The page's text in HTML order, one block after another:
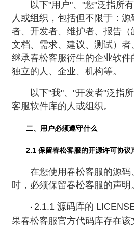
以下"用户"、"您"泛指所有
人或组织，包括但不限于：源
者、开发者、维护者、报告（
文档、需求、建议、测试）者
继承春松客服衍生的企业软
独立的人、企业、机构等。
以下"我"、"开发者"泛指所
客服软件库的人或组织。
二、用户必须遵守什么
2.1 保留春松客服的开源许可协议
在您使用春松客服的源码
时，必须保留春松客服的声明
· 2.1.1 源码库的
果春松客服官方代码库存在该